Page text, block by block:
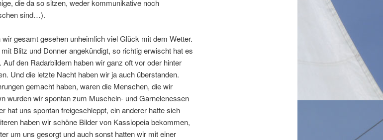
die da so sitzen, weder kommunikative noch
sind…).
gesamt gesehen unheimlich viel Glück mit dem Wetter.
Blitz und Donner angekündigt, so richtig erwischt hat es
den Radarbildern haben wir ganz oft vor oder hinter
Und die letzte Nacht haben wir ja auch überstanden.
gemacht haben, waren die Menschen, die wir
wurden wir spontan zum Muscheln- und Garnelenessen
hat uns spontan freigeschleppt, ein anderer hatte sich
haben wir schöne Bilder von Kassiopeia bekommen,
um uns gesorgt und auch sonst hatten wir mit einer